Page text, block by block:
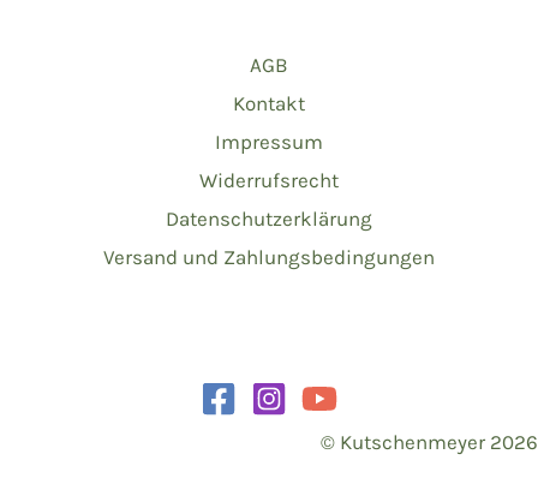
AGB
Kontakt
Impressum
Widerrufsrecht
Datenschutzerklärung
Versand und Zahlungsbedingungen
© Kutschenmeyer 2026